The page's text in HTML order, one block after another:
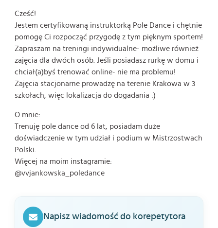
Cześć!
Jestem certyfikowaną instruktorką Pole Dance i chętnie
pomogę Ci rozpocząć przygodę z tym pięknym sportem!
Zapraszam na treningi indywidualne- możliwe również
zajęcia dla dwóch osób. Jeśli posiadasz rurkę w domu i
chciał(a)byś trenować online- nie ma problemu!
Zajęcia stacjonarne prowadzę na terenie Krakowa w 3
szkołach, więc lokalizacja do dogadania :)
O mnie:
Trenuję pole dance od 6 lat, posiadam duże
doświadczenie w tym udział i podium w Mistrzostwach
Polski.
Więcej na moim instagramie:
@vvjankowska_poledance
Napisz wiadomość do korepetytora